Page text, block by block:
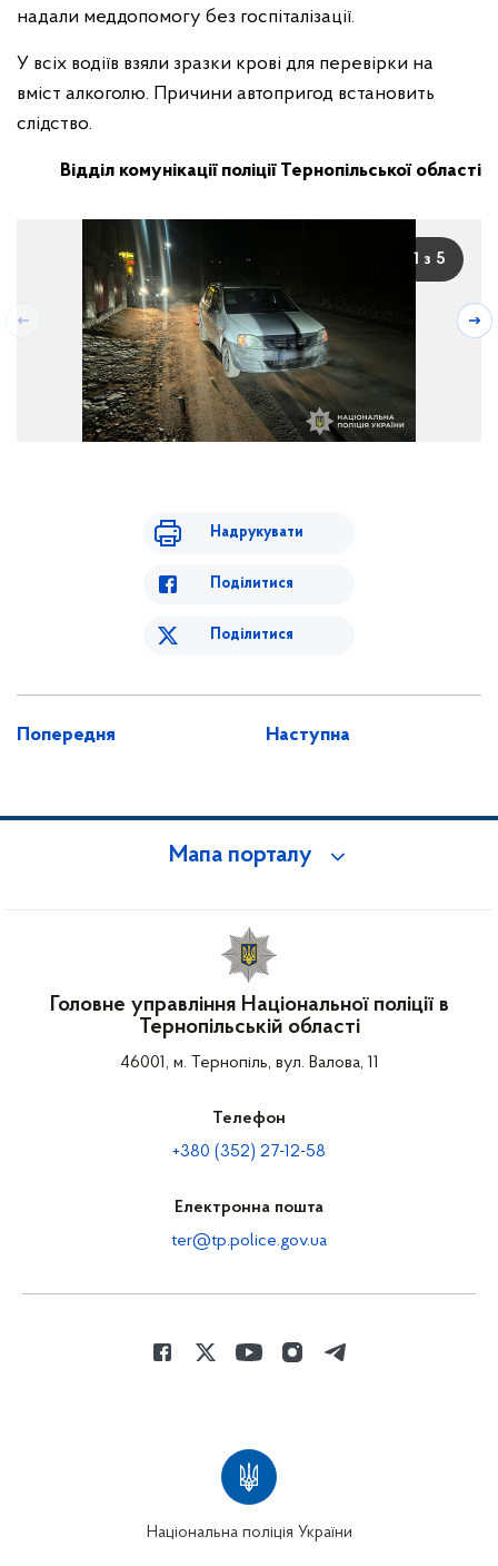
надали меддопомогу без госпіталізації.
У всіх водіїв взяли зразки крові для перевірки на
вміст алкоголю. Причини автопригод встановить
слідство.
Відділ комунікації поліції Тернопільської області
1 з 5
Надрукувати
Поділитися
Поділитися
Попередня Наступна
Мапа порталу
Головне управління Національної поліції в
Тернопільській області
46001, м. Тернопіль, вул. Валова, 11
Телефон
+380 (352) 27-12-58
Електронна пошта
ter@tp.police.gov.ua
Національна поліція України